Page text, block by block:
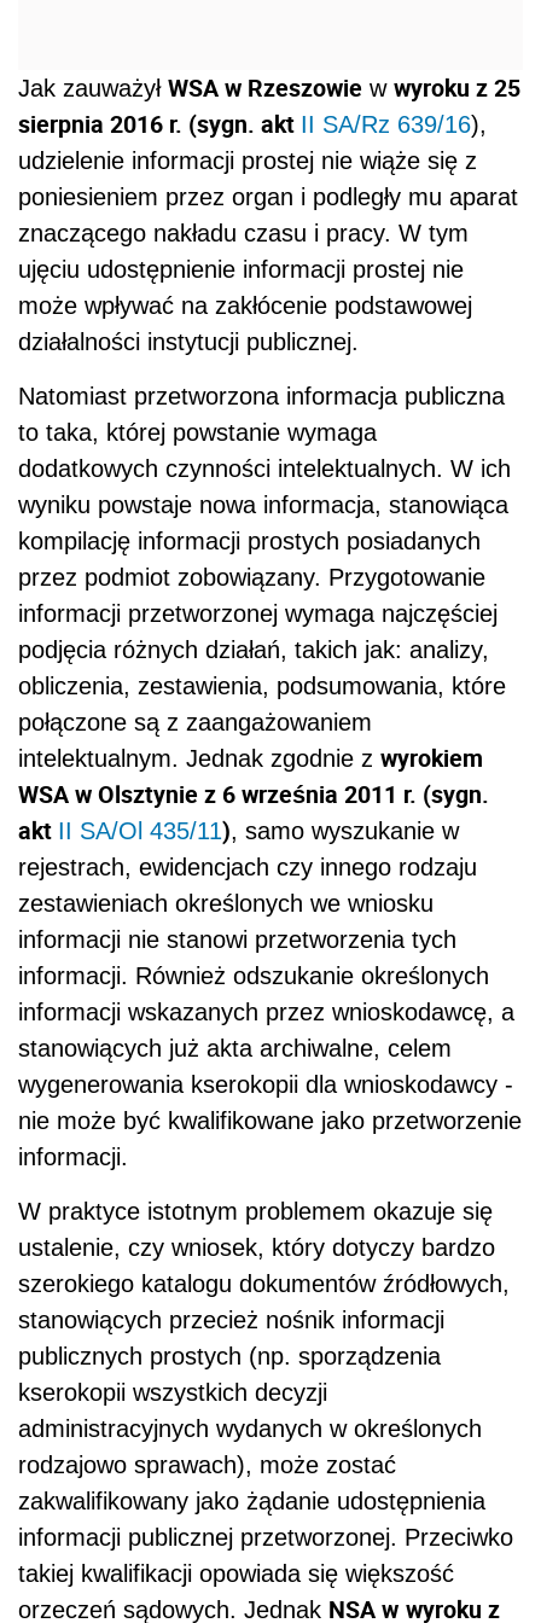
Jak zauważył WSA w Rzeszowie w wyroku z 25
sierpnia 2016 r. (sygn. akt II SA/Rz 639/16),
udzielenie informacji prostej nie wiąże się z
poniesieniem przez organ i podległy mu aparat
znaczącego nakładu czasu i pracy. W tym
ujęciu udostępnienie informacji prostej nie
może wpływać na zakłócenie podstawowej
działalności instytucji publicznej.
Natomiast przetworzona informacja publiczna
to taka, której powstanie wymaga
dodatkowych czynności intelektualnych. W ich
wyniku powstaje nowa informacja, stanowiąca
kompilację informacji prostych posiadanych
przez podmiot zobowiązany. Przygotowanie
informacji przetworzonej wymaga najczęściej
podjęcia różnych działań, takich jak: analizy,
obliczenia, zestawienia, podsumowania, które
połączone są z zaangażowaniem
intelektualnym. Jednak zgodnie z wyrokiem
WSA w Olsztynie z 6 września 2011 r. (sygn.
akt II SA/Ol 435/11), samo wyszukanie w
rejestrach, ewidencjach czy innego rodzaju
zestawieniach określonych we wniosku
informacji nie stanowi przetworzenia tych
informacji. Również odszukanie określonych
informacji wskazanych przez wnioskodawcę, a
stanowiących już akta archiwalne, celem
wygenerowania kserokopii dla wnioskodawcy -
nie może być kwalifikowane jako przetworzenie
informacji.
W praktyce istotnym problemem okazuje się
ustalenie, czy wniosek, który dotyczy bardzo
szerokiego katalogu dokumentów źródłowych,
stanowiących przecież nośnik informacji
publicznych prostych (np. sporządzenia
kserokopii wszystkich decyzji
administracyjnych wydanych w określonych
rodzajowo sprawach), może zostać
zakwalifikowany jako żądanie udostępnienia
informacji publicznej przetworzonej. Przeciwko
takiej kwalifikacji opowiada się większość
orzeczeń sądowych. Jednak NSA w wyroku z